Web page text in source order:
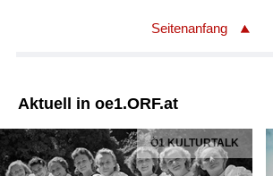
Bob Mintzer-conductor
Kurt Elling-voc
Länge: 06:50 min
Seitenanfang
Aktuell in oe1.ORF.at
Ö1 KULTURTALK